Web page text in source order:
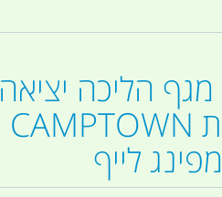
נאות מגף הליכה יציאה
בילוי ועבודה מבית CAMPTOWN